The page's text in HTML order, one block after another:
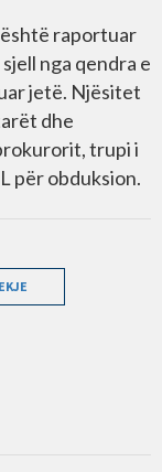
është raportuar
nga qendra e
jetë. Njësitet
dhe
trupi i
për obduksion.